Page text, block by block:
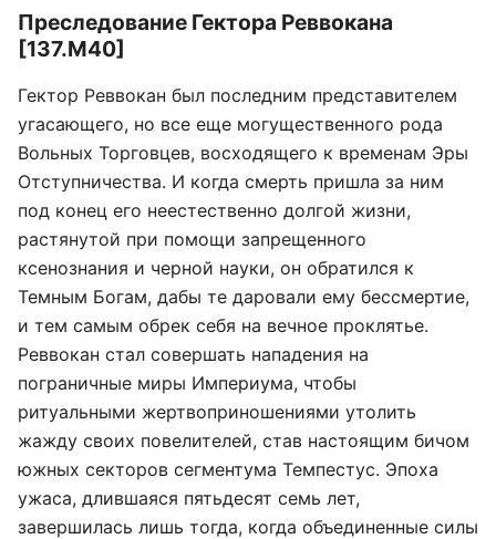
Преследование Гектора Реввокана
[137.М40]
Гектор Реввокан был последним представителем
угасающего, но все еще могущественного рода
Вольных Торговцев, восходящего к временам Эры
Отступничества. И когда смерть пришла за ним
под конец его неестественно долгой жизни,
растянутой при помощи запрещенного
ксенознания и черной науки, он обратился к
Темным Богам, дабы те даровали ему бессмертие,
и тем самым обрек себя на вечное проклятье.
Реввокан стал совершать нападения на
пограничные миры Империума, чтобы
ритуальными жертвоприношениями утолить
жажду своих повелителей, став настоящим бичом
южных секторов сегментума Темпестус. Эпоха
ужаса, длившаяся пятьдесят семь лет,
завершилась лишь тогда, когда объединенные силы